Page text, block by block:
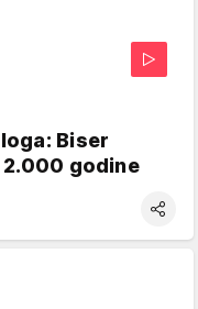
Biser
godine